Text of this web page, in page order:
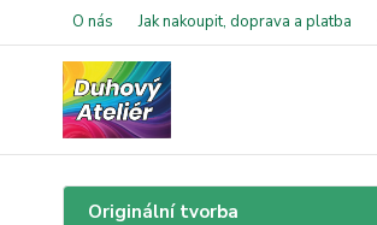
O nás Jak nakoupit, doprava a platba
Originální tvorba